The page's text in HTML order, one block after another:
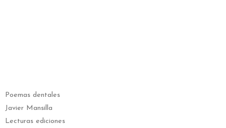
Poemas dentales
Javier Mansilla
Lecturas ediciones